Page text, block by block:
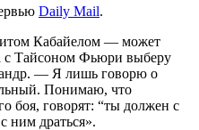
Daily Мail.
Кабайелом — может
с Тайсоном Фьюри выберу
— Я лишь говорю о
Понимаю, что
боя, говорят: “ты должен с
ним драться».